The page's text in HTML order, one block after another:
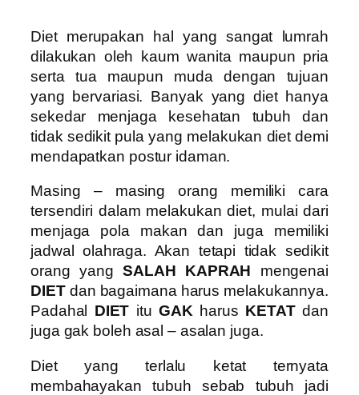
Diet merupakan hal yang sangat lumrah
dilakukan oleh kaum wanita maupun pria
serta tua maupun muda dengan tujuan
yang bervariasi. Banyak yang diet hanya
sekedar menjaga kesehatan tubuh dan
tidak sedikit pula yang melakukan diet demi
mendapatkan postur idaman.
Masing – masing orang memiliki cara
tersendiri dalam melakukan diet, mulai dari
menjaga pola makan dan juga memiliki
jadwal olahraga. Akan tetapi tidak sedikit
orang yang SALAH KAPRAH mengenai
DIETdan bagaimana harus melakukannya.
Padahal DIET ituGAKharus KETATdan
juga gak boleh asal – asalan juga.
Diet yang terlalu ketat ternyata
membahayakan tubuh sebab tubuh jadi